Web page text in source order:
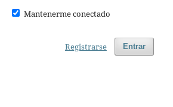
Mantenerme conectado
Entrar
Registrarse